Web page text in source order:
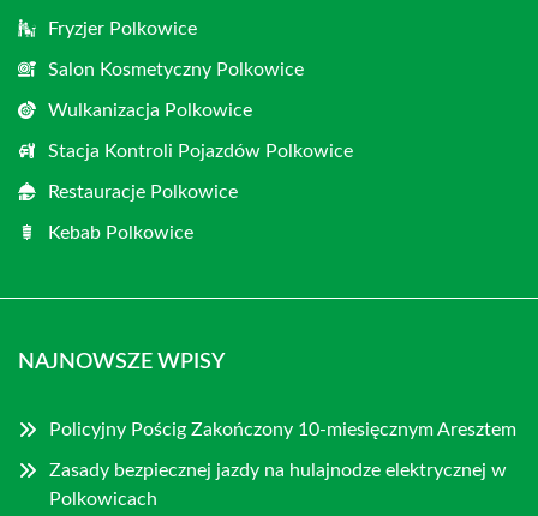
Fryzjer Polkowice
Salon Kosmetyczny Polkowice
Wulkanizacja Polkowice
Stacja Kontroli Pojazdów Polkowice
Restauracje Polkowice
Kebab Polkowice
NAJNOWSZE WPISY
Policyjny Pościg Zakończony 10-miesięcznym Aresztem
Zasady bezpiecznej jazdy na hulajnodze elektrycznej w
Polkowicach